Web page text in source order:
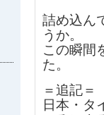
詰め込ん
うか。
この瞬間
た。
＝追記＝
日本・タ